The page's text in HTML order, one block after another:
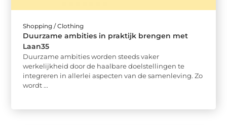
Shopping / Clothing
Duurzame ambities in praktijk brengen met
Laan35
Duurzame ambities worden steeds vaker
werkelijkheid door de haalbare doelstellingen te
integreren in allerlei aspecten van de samenleving. Zo
wordt ...